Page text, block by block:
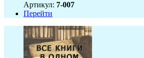
Артикул: 7-007
Перейти